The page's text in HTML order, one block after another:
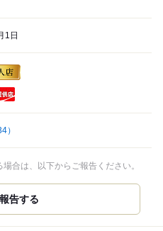
1日
）
合は、以下からご報告ください。
告する